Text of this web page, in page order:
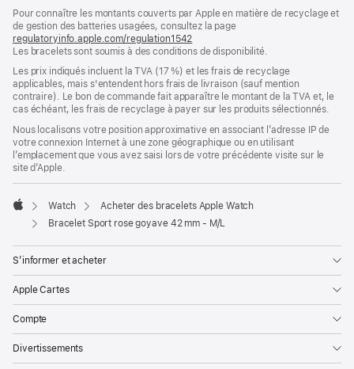
une
nouvelle
fenêtre)
Pour connaître les montants couverts par Apple en matière de recyclage et
de gestion des batteries usagées, consultez la page
regulatoryinfo.apple.com/regulation1542
dans
une
nouvelle
fenêtre)
Les bracelets sont soumis à des conditions de disponibilité.
Les prix indiqués incluent la TVA (17 %) et les frais de recyclage
applicables, mais s'entendent hors frais de livraison (sauf mention
contraire). Le bon de commande fait apparaître le montant de la TVA et, le
cas échéant, les frais de recyclage à payer sur les produits sélectionnés.
Nous localisons votre position approximative en associant l’adresse IP de
votre connexion Internet à une zone géographique ou en utilisant
l’emplacement que vous avez saisi lors de votre précédente visite sur le
site d’Apple.
Apple
Watch
Acheter des bracelets Apple Watch
Bracelet Sport rose goyave 42 mm - M/L
S’informer et acheter
Apple Cartes
Compte
Divertissements